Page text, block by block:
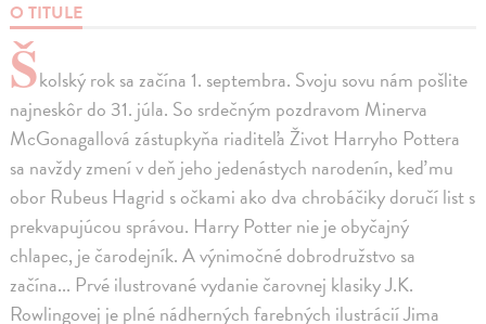
O TITULE
Školský rok sa začína 1. septembra. Svoju sovu nám pošlite
najneskôr do 31. júla. So srdečným pozdravom Minerva
McGonagallová zástupkyňa riaditeľa Život Harryho Pottera
sa navždy zmení v deň jeho jedenástych narodenín, keď mu
obor Rubeus Hagrid s očkami ako dva chrobáčiky doručí list s
prekvapujúcou správou. Harry Potter nie je obyčajný
chlapec, je čarodejník. A výnimočné dobrodružstvo sa
začína... Prvé ilustrované vydanie čarovnej klasiky J.K.
Rowlingovej je plné nádherných farebných ilustrácií Jima